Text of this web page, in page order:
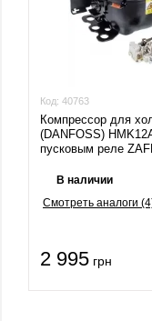
Код: 40763
Компрессор для
(DANFOSS)
пусковым реле
В наличии
Смотреть аналоги
2 995 грн